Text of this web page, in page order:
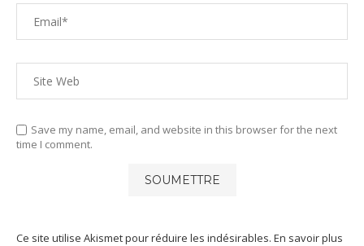
Save my name, email, and website in this browser for the next
time I comment.
Ce site utilise Akismet pour réduire les indésirables. En savoir plus